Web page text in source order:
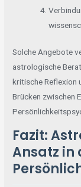
Solche Angebote
astrologische
kritische Reflexion
Brücken zwischen
Fazit:
Ansatz in